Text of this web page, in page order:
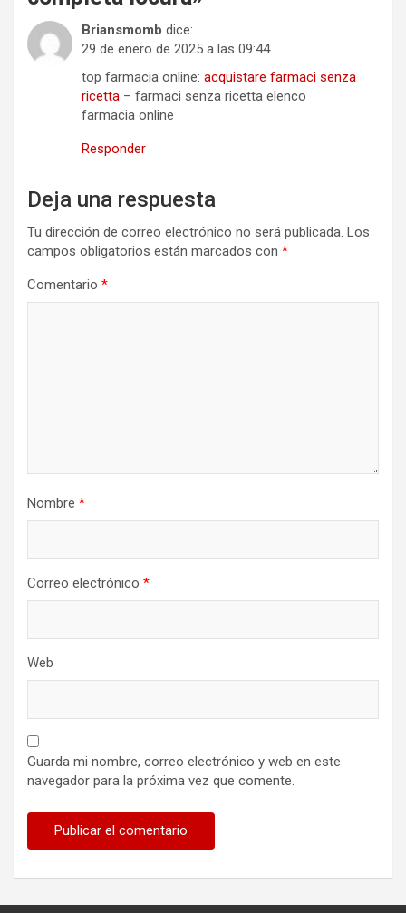
Briansmomb dice:
29 de enero de 2025 a las 09:44
top farmacia online: acquistare farmaci senza
ricetta – farmaci senza ricetta elenco
farmacia online
Responder
Deja una respuesta
Tu dirección de correo electrónico no será publicada. Los
campos obligatorios están marcados con *
Comentario *
Nombre *
Correo electrónico *
Web
Guarda mi nombre, correo electrónico y web en este
navegador para la próxima vez que comente.